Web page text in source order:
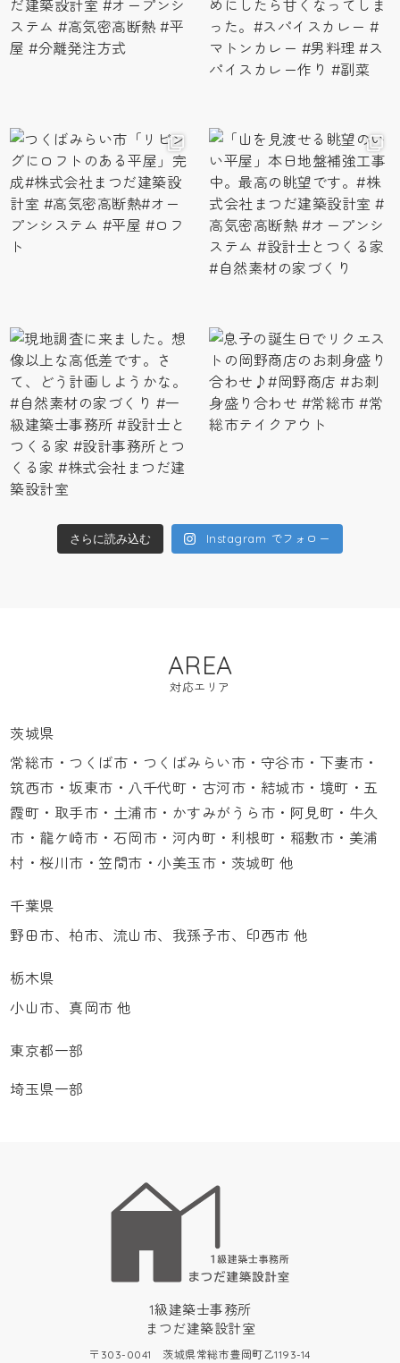
さらに読み込む Instagram でフォロー
AREA
対応エリア
茨城県
常総市・つくば市・つくばみらい市・守谷市・下妻市・
筑西市・坂東市・八千代町・古河市・結城市・境町・五
霞町・取手市・土浦市・かすみがうら市・阿見町・牛久
市・龍ケ崎市・石岡市・河内町・利根町・稲敷市・美浦
村・桜川市・笠間市・小美玉市・茨城町 他
千葉県
野田市、柏市、流山市、我孫子市、印西市 他
栃木県
小山市、真岡市 他
東京都一部
埼玉県一部
1級建築士事務所
まつだ建築設計室
〒303-0041 茨城県常総市豊岡町乙1193-14